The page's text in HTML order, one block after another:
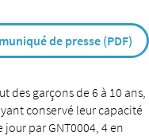
de presse (PDF)
des garçons de 6 à 10 ans,
conservé leur capacité
par GNT0004, 4 en